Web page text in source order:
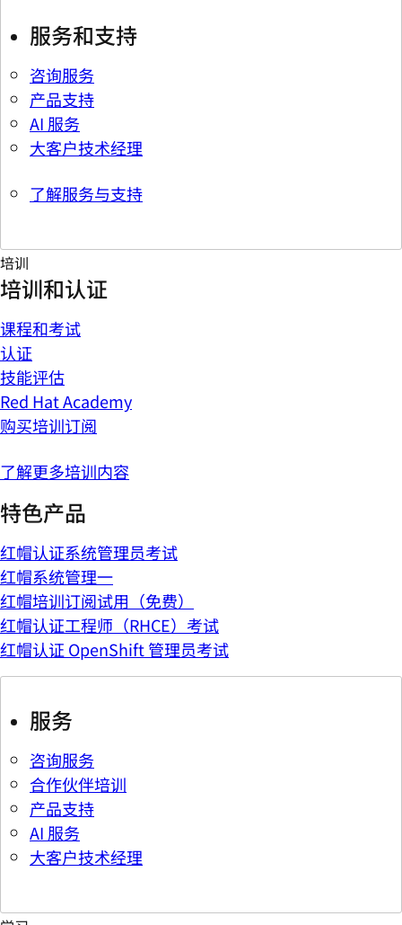
服务和支持
咨询服务
产品支持
AI 服务
大客户技术经理
了解服务与支持
培训
培训和认证
课程和考试
认证
技能评估
Red Hat Academy
购买培训订阅
了解更多培训内容
特色产品
红帽认证系统管理员考试
红帽系统管理一
红帽培训订阅试用（免费）
红帽认证工程师（RHCE）考试
红帽认证 OpenShift 管理员考试
服务
咨询服务
合作伙伴培训
产品支持
AI 服务
大客户技术经理